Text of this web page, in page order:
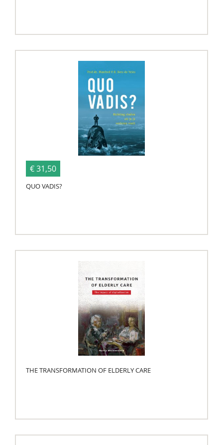
€ 31,50
QUO VADIS?
THE TRANSFORMATION OF ELDERLY CARE